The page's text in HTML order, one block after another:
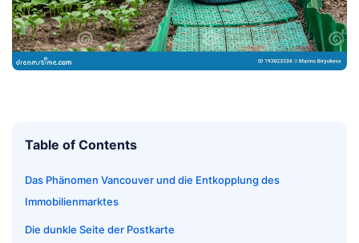
Table of Contents
Das Phänomen Vancouver und die Entkopplung des
Immobilienmarktes
Die dunkle Seite der Postkarte